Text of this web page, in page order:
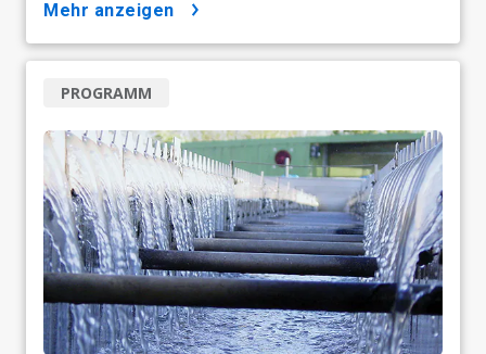
mehr anzeigen
PROGRAMM